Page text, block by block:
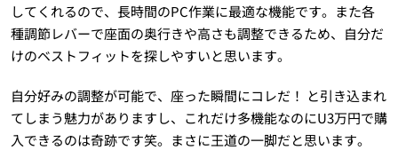
してくれるので、長時間のPC作業に最適な機能です。また各
種調節レバーで座面の奥行きや高さも調整できるため、自分だ
けのベストフィットを探しやすいと思います。
自分好みの調整が可能で、座った瞬間にコレだ！ と引き込まれ
てしまう魅力がありますし、これだけ多機能なのにU3万円で購
入できるのは奇跡です笑。まさに王道の一脚だと思います。